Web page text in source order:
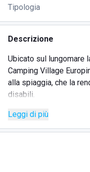
Tipologia
Descrizione
Ubicato sul lungomare
Camping Village
alla spiaggia, che la
disabili.
La spiaggia è
caratterizzata da un
Leggi di più